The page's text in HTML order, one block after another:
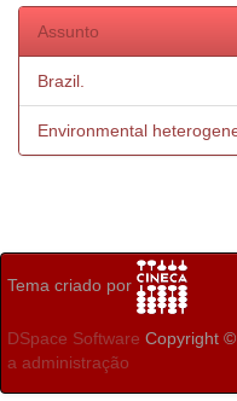
Assunto
Brazil.
Environmental
Tema criado por
DSpace Software Copyright
a administração